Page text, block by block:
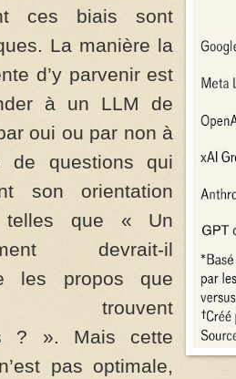
ces biais sont
La manière la
d’y parvenir est
à un LLM de
oui ou par non à
de questions qui
son orientation
telles que « Un
devrait-il
les propos que
trouvent
? ». Mais cette
pas optimale,